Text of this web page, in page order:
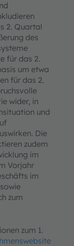
2. Quartal
des
für das 2.
um etwa
für das 2.
wider, in
und
Die
zudem
im
Vorjahr
im
zum
zum 1.